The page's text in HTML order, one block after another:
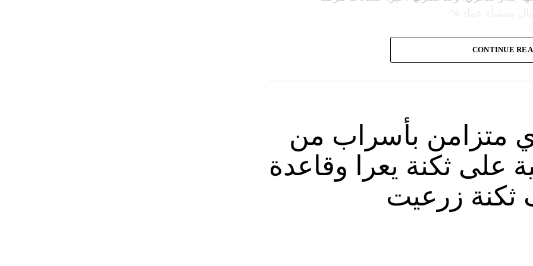
منشأة عسكرية تحمل اسم “عماد 4″، نسبة الى القائد العسكري في “الحزب” عماد مغنية الذي
CONTINUE
متزامن بأسراب من
على ثكنة يعرا وقاعدة
زرعيت